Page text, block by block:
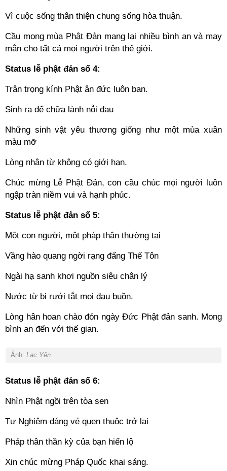
Vì cuộc sống thân thiện chung sống hòa thuận.
Cầu mong mùa Phật Đản mang lại nhiều bình an và may
mắn cho tất cả mọi người trên thế giới.
Status lễ phật đản số 4:
Trân trọng kính Phật ân đức luôn ban.
Sinh ra để chữa lành nỗi đau
Những sinh vật yêu thương giống như một mùa xuân
màu mỡ
Lòng nhân từ không có giới hạn.
Chúc mừng Lễ Phật Đản, con cầu chúc mọi người luôn
ngập tràn niềm vui và hạnh phúc.
Status lễ phật đản số 5:
Một con người, một pháp thân thường tại
Vầng hào quang ngời rạng đấng Thế Tôn
Ngài hạ sanh khơi nguồn siêu chân lý
Nước từ bi rưới tắt mọi đau buồn.
Lòng hân hoan chào đón ngày Đức Phật đản sanh. Mong
bình an đến với thế gian.
Ảnh: Lạc Yên
Status lễ phật đản số 6:
Nhìn Phật ngồi trên tòa sen
Tư Nghiêm dáng vẻ quen thuộc trở lại
Pháp thân thần kỳ của bạn hiển lộ
Xin chúc mừng Pháp Quốc khai sáng.